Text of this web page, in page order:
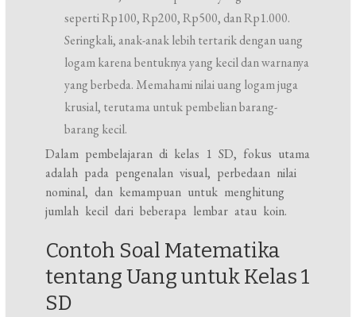
seperti Rp100, Rp200, Rp500, dan Rp1.000.
Seringkali, anak-anak lebih tertarik dengan uang
logam karena bentuknya yang kecil dan warnanya
yang berbeda. Memahami nilai uang logam juga
krusial, terutama untuk pembelian barang-
barang kecil.
Dalam pembelajaran di kelas 1 SD, fokus utama
adalah pada pengenalan visual, perbedaan nilai
nominal, dan kemampuan untuk menghitung
jumlah kecil dari beberapa lembar atau koin.
Contoh Soal Matematika
tentang Uang untuk Kelas 1
SD